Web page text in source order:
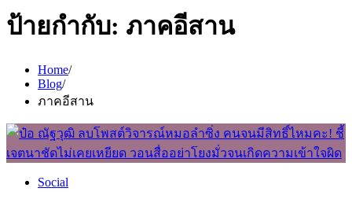
ป้ายกำกับ: ภาคอีสาน
Home
Blog
ภาคอีสาน
Social